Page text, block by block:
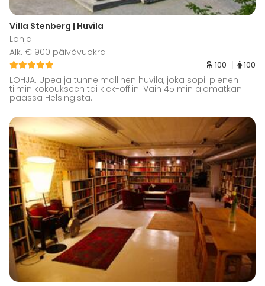
Villa Stenberg | Huvila
Lohja
Alk. € 900 päivävuokra
100 100
LOHJA. Upea ja tunnelmallinen huvila, joka sopii pienen
tiimin kokoukseen tai kick-offiin. Vain 45 min ajomatkan
päässä Helsingistä.